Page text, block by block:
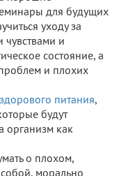
для будущих
уходу за
чувствами и
состояние, а
и плохих
здорового питания,
будут
организм как
о плохом,